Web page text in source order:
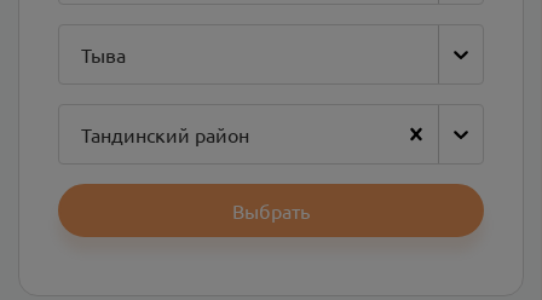
Тыва
Тандинский район
Выбрать